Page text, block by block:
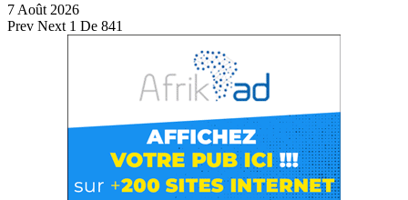
7 Août 2026
Prev Next 1 De 841